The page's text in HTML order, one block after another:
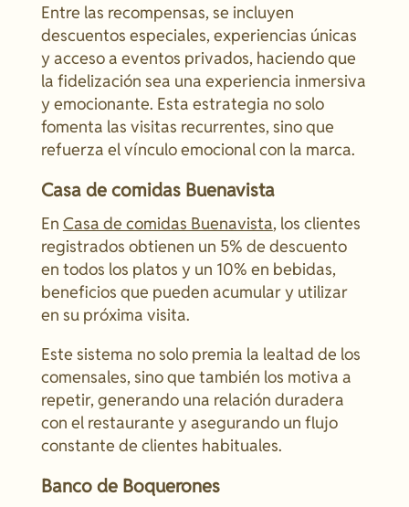
Entre las recompensas, se incluyen
descuentos especiales, experiencias únicas
y acceso a eventos privados, haciendo que
la fidelización sea una experiencia inmersiva
y emocionante. Esta estrategia no solo
fomenta las visitas recurrentes, sino que
refuerza el vínculo emocional con la marca.
Casa de comidas Buenavista
En Casa de comidas Buenavista, los clientes
registrados obtienen un 5% de descuento
en todos los platos y un 10% en bebidas,
beneficios que pueden acumular y utilizar
en su próxima visita.
Este sistema no solo premia la lealtad de los
comensales, sino que también los motiva a
repetir, generando una relación duradera
con el restaurante y asegurando un flujo
constante de clientes habituales.
Banco de Boquerones